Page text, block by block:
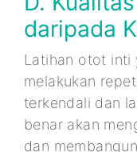
daripada
Latihan otot inti
melakukan
terkendali dan
benar akan
dan